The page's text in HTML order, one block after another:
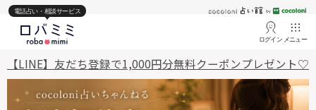
電話占い・相談サービス
ログイン メニュー
【LINE】友だち登録で1,000円分無料クーポンプレゼント♡